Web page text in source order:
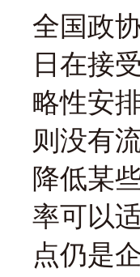
全国政
日在接
略性安
则没有
降低某
率可以
点仍是